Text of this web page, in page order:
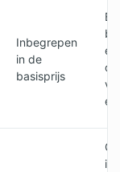
Inbegrepen
in de
basisprijs
en
in